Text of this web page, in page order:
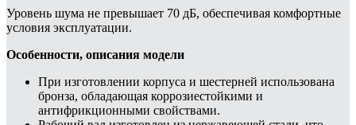
Уровень шума не превышает 70 дБ, обеспечивая комфортные
условия эксплуатации.
Особенности, описания модели
При изготовлении корпуса и шестерней использована
бронза, обладающая коррозиестойкими и
антифрикционными свойствами.